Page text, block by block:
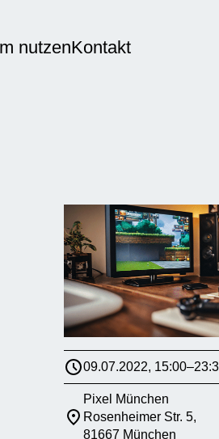
nutzenKontakt
09.07.2022,
Pixel München
Rosenheimer Str. 5,
81667 München